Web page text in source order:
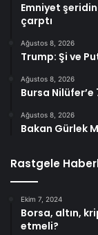
Emniyet
çarptı
Ağustos 8, 2026
Trump: Şi ve
Ağustos 8, 2026
Bursa Nilüfer’e
Ağustos 8, 2026
Bakan Gürlek
Rastgele
Ekim 7, 2024
Borsa, altın,
etmeli?